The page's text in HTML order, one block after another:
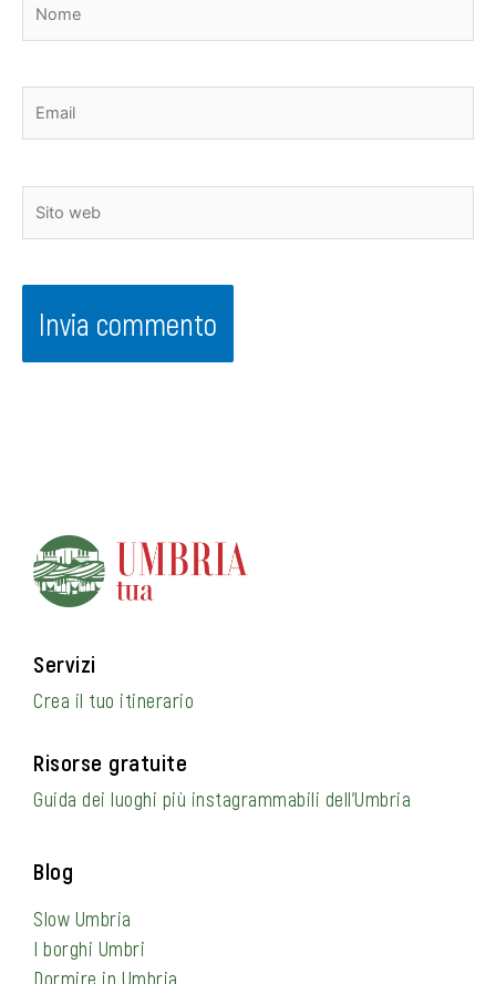
Servizi
Crea il tuo itinerario
Risorse gratuite
Guida dei luoghi più instagrammabili dell’Umbria
Blog
Slow Umbria
I borghi Umbri
Dormire in Umbria